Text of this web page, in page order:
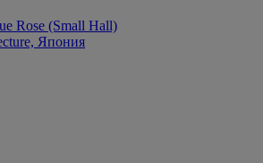
Rose (Small Hall)
Япония